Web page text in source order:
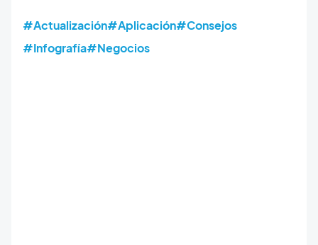
#Actualización#Aplicación#Consejos
#Infografía#Negocios